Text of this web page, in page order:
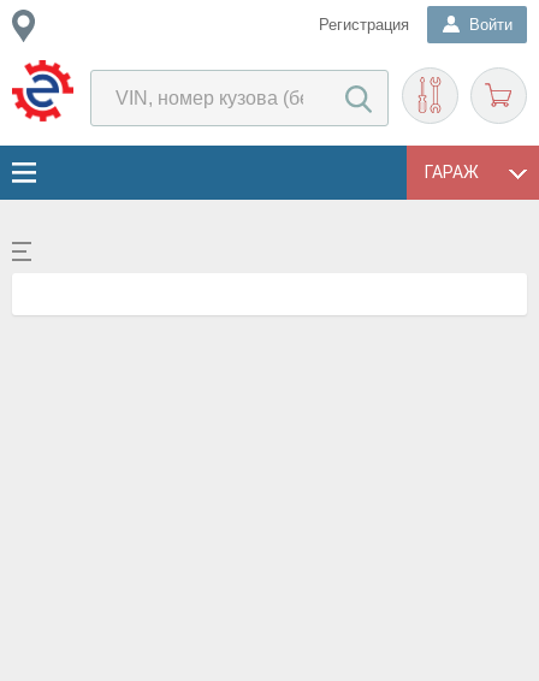
Регистрация Войти
ГАРАЖ